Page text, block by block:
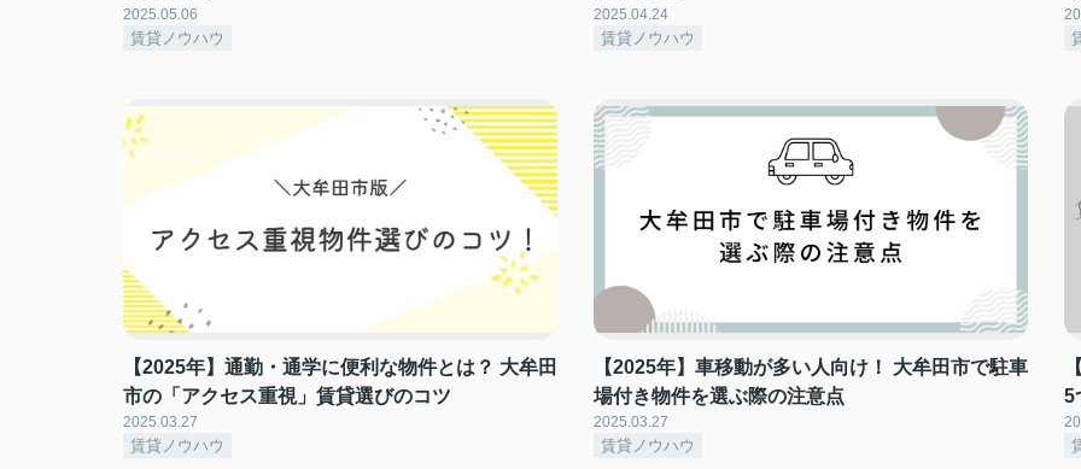
2025.05.06
賃貸ノウハウ
2025.04.24
賃貸ノウハウ
【2025年】通勤・通学に便利な物件とは？ 大牟田
市の「アクセス重視」賃貸選びのコツ
2025.03.27
賃貸ノウハウ
【2025年】車移動が多い人向け！ 大牟田市で駐車
場付き物件を選ぶ際の注意点
2025.03.27
賃貸ノウハウ
5